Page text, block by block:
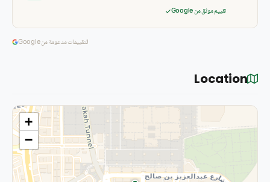
تقييم موثق من Google
التقييمات مدعومة من Google
Location
+
−